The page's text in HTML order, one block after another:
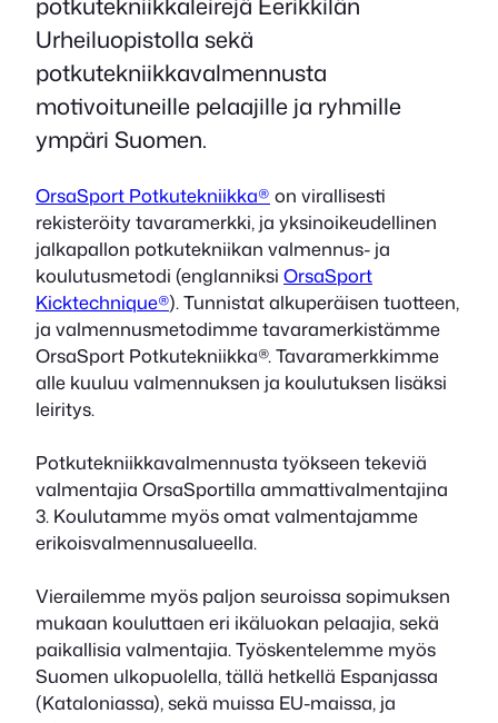
Urheiluopistolla sekä
potkutekniikkavalmennusta
motivoituneille pelaajille ja ryhmille
ympäri Suomen.
OrsaSport Potkutekniikka® on virallisesti
rekisteröity tavaramerkki, ja yksinoikeudellinen
jalkapallon potkutekniikan valmennus- ja
koulutusmetodi (englanniksi OrsaSport
Kicktechnique®). Tunnistat alkuperäisen tuotteen,
ja valmennusmetodimme tavaramerkistämme
OrsaSport Potkutekniikka®. Tavaramerkkimme
alle kuuluu valmennuksen ja koulutuksen lisäksi
leiritys.
Potkutekniikkavalmennusta työkseen tekeviä
valmentajia OrsaSportilla ammattivalmentajina
3. Koulutamme myös omat valmentajamme
erikoisvalmennusalueella.
Vierailemme myös paljon seuroissa sopimuksen
mukaan kouluttaen eri ikäluokan pelaajia, sekä
paikallisia valmentajia. Työskentelemme myös
Suomen ulkopuolella, tällä hetkellä Espanjassa
(Kataloniassa), sekä muissa EU-maissa, ja